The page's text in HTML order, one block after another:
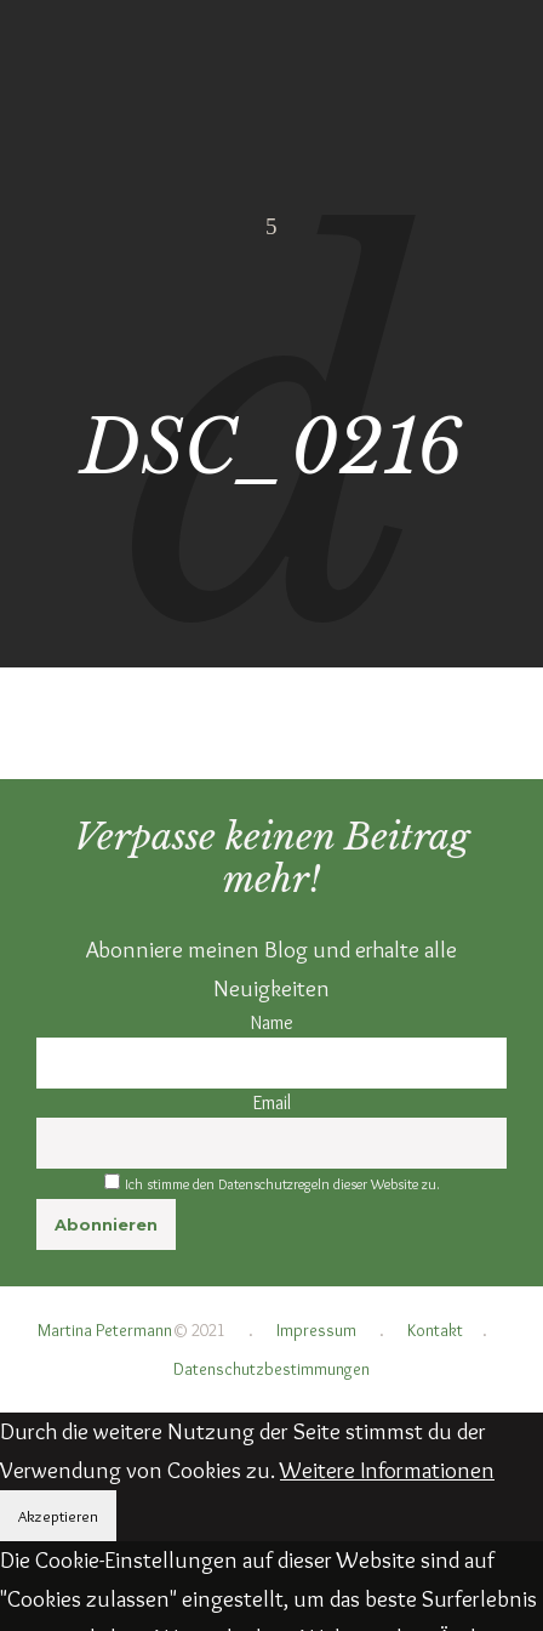
DSC_0216
Verpasse keinen Beitrag
mehr!
Abonniere meinen Blog und erhalte alle
Neuigkeiten
Name
Email
Ich stimme den Datenschutzregeln dieser Website zu.
Martina Petermann© 2021 . Impressum . Kontakt
.
Datenschutzbestimmungen
Durch die weitere Nutzung der Seite stimmst du der
Verwendung von Cookies zu.Weitere Informationen
Akzeptieren
Die Cookie-Einstellungen auf dieser Website sind auf
"Cookies zulassen" eingestellt, um das beste Surferlebnis